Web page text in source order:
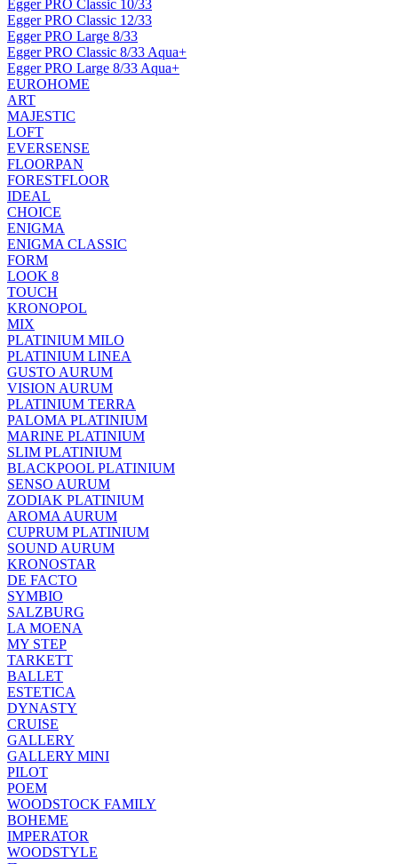
Egger PRO Classic 10/33
Egger PRO Classic 12/33
Egger PRO Large 8/33
Egger PRO Classic 8/33 Aqua+
Egger PRO Large 8/33 Aqua+
EUROHOME
ART
MAJESTIC
LOFT
EVERSENSE
FLOORPAN
FORESTFLOOR
IDEAL
CHOICE
ENIGMA
ENIGMA CLASSIC
FORM
LOOK 8
TOUCH
KRONOPOL
MIX
PLATINIUM MILO
PLATINIUM LINEA
GUSTO AURUM
VISION AURUM
PLATINIUM TERRA
PALOMA PLATINIUM
MARINE PLATINIUM
SLIM PLATINIUM
BLACKPOOL PLATINIUM
SENSO AURUM
ZODIAK PLATINIUM
AROMA AURUM
CUPRUM PLATINIUM
SOUND AURUM
KRONOSTAR
DE FACTO
SYMBIO
SALZBURG
LA MOENA
MY STEP
TARKETT
BALLET
ESTETICA
DYNASTY
CRUISE
GALLERY
GALLERY MINI
PILOT
POEM
WOODSTOCK FAMILY
BOHEME
IMPERATOR
WOODSTYLE